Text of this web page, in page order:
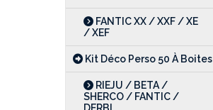
FANTIC XX / XXF / XE
/ XEF
Kit Déco Perso 50 À Boites
RIEJU / BETA /
SHERCO / FANTIC /